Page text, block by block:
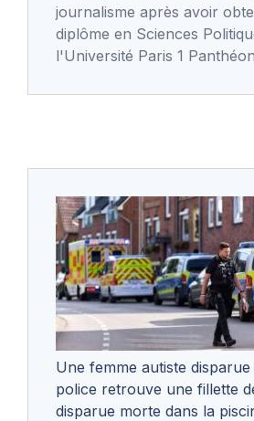
journalisme après avoir
diplôme en Sciences
l'Université Paris 1
Une femme autiste
police retrouve une fillette
disparue morte dans la